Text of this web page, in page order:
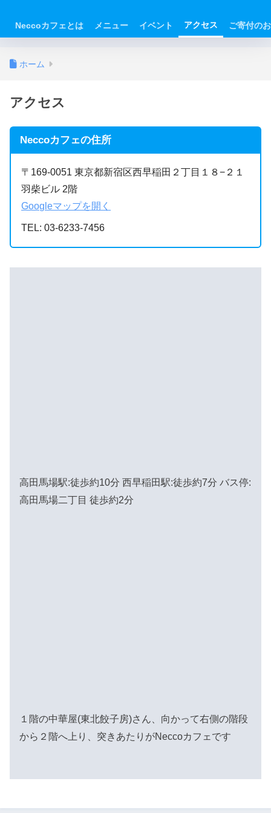
Neccoカフェとは メニュー イベント アクセス ご寄付の
ホーム
アクセス
Neccoカフェの住所
〒169-0051 東京都新宿区西早稲田２丁目１８−２１
羽柴ビル 2階
Googleマップを開く
TEL: 03-6233-7456
高田馬場駅:徒歩約10分 西早稲田駅:徒歩約7分 バス停:
高田馬場二丁目 徒歩約2分
１階の中華屋(東北餃子房)さん、向かって右側の階段
から２階へ上り、突きあたりがNeccoカフェです